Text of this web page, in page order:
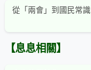
從「兩會」到國民常識
【息息相關】